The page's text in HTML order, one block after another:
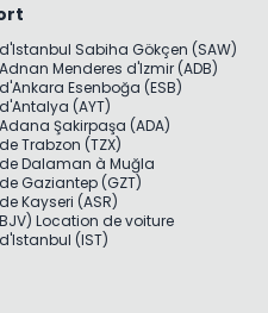
Sabiha Gökçen (SAW)
Menderes d'Izmir (ADB)
Esenboğa (ESB)
(AYT)
Şakirpaşa (ADA)
Trabzon (TZX)
Dalaman à Muğla
Gaziantep (GZT)
Kayseri (ASR)
Location de voiture
(IST)